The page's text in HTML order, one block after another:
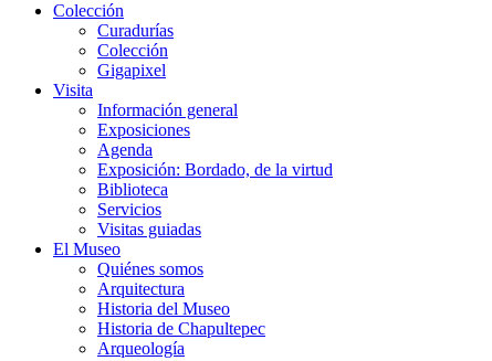
Colección
Curadurías
Colección
Gigapixel
Visita
Información general
Exposiciones
Agenda
Exposición: Bordado, de la virtud
Biblioteca
Servicios
Visitas guiadas
El Museo
Quiénes somos
Arquitectura
Historia del Museo
Historia de Chapultepec
Arqueología